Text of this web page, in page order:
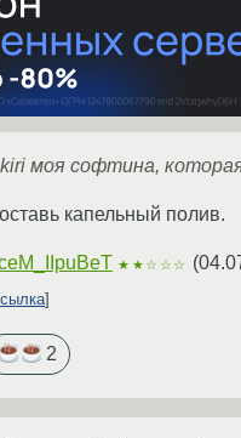
kiri моя софтина,
капельный полив.
★★☆☆☆ (
2